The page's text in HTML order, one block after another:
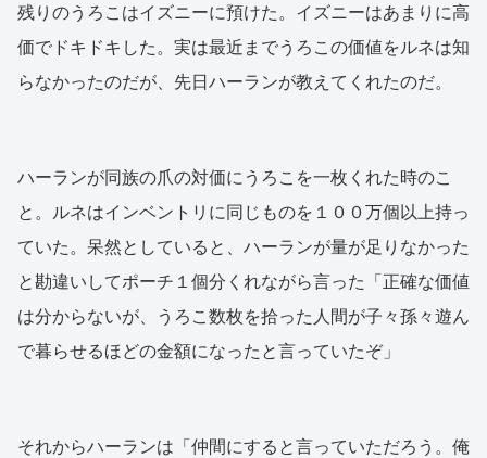
残りのうろこはイズニーに預けた。イズニーはあまりに高
価でドキドキした。実は最近までうろこの価値をルネは知
らなかったのだが、先日ハーランが教えてくれたのだ。
ハーランが同族の爪の対価にうろこを一枚くれた時のこ
と。ルネはインベントリに同じものを１００万個以上持っ
ていた。呆然としていると、ハーランが量が足りなかった
と勘違いしてポーチ１個分くれながら言った「正確な価値
は分からないが、うろこ数枚を拾った人間が子々孫々遊ん
で暮らせるほどの金額になったと言っていたぞ」
それからハーランは「仲間にすると言っていただろう。俺